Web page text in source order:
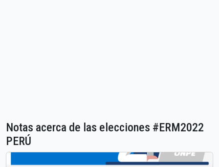
Notas acerca de las elecciones #ERM2022
PERÚ